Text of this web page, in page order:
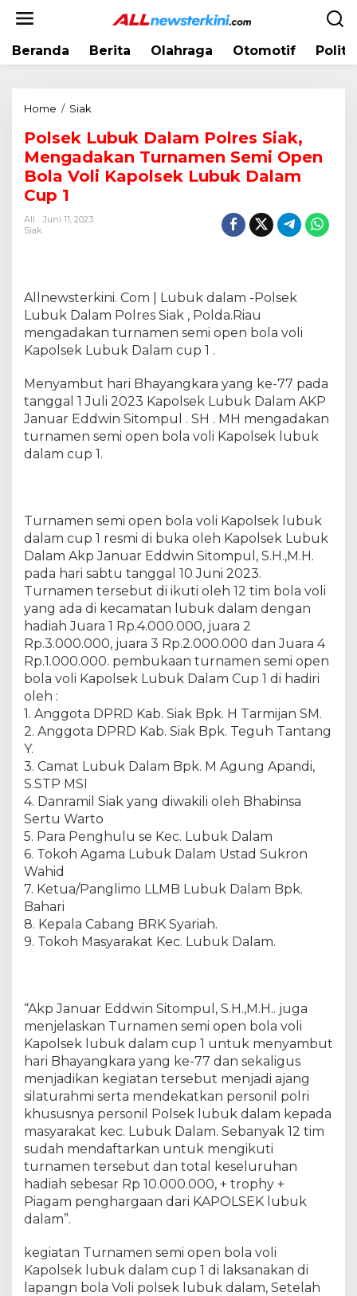
Beranda Berita Olahraga Otomotif
Home / Siak
l
s
e
u
a
l
a
m
o
r
e
s
S
,
e
n
g
a
a
k
a
n
r
a
e
n
S
e
m
O
e
n
V
o
l
i
K
a
p
o
l
s
k
L
u
k
D
Polsek Lubuk Dalam Polres Siak,
Mengadakan Turnamen Semi Open
Bola Voli Kapolsek Lubuk Dalam
Cup 1
All
Juni 11, 2023
Siak
Allnewsterkini. Com | Lubuk dalam -Polsek
Lubuk Dalam Polres Siak , Polda.Riau
mengadakan turnamen semi open bola voli
Kapolsek Lubuk Dalam cup 1 .
Menyambut hari Bhayangkara yang ke-77 pada
tanggal 1 Juli 2023 Kapolsek Lubuk Dalam AKP
Januar Eddwin Sitompul . SH . MH mengadakan
turnamen semi open bola voli Kapolsek lubuk
dalam cup 1.
Turnamen semi open bola voli Kapolsek lubuk
dalam cup 1 resmi di buka oleh Kapolsek Lubuk
Dalam Akp Januar Eddwin Sitompul, S.H.,M.H.
pada hari sabtu tanggal 10 Juni 2023.
Turnamen tersebut di ikuti oleh 12 tim bola voli
yang ada di kecamatan lubuk dalam dengan
hadiah Juara 1 Rp.4.000.000, juara 2
Rp.3.000.000, juara 3 Rp.2.000.000 dan Juara 4
Rp.1.000.000. pembukaan turnamen semi open
bola voli Kapolsek Lubuk Dalam Cup 1 di hadiri
oleh :
1. Anggota DPRD Kab. Siak Bpk. H Tarmijan SM.
2. Anggota DPRD Kab. Siak Bpk. Teguh Tantang
Y.
3. Camat Lubuk Dalam Bpk. M Agung Apandi,
S.STP MSI
4. Danramil Siak yang diwakili oleh Bhabinsa
Sertu Warto
5. Para Penghulu se Kec. Lubuk Dalam
6. Tokoh Agama Lubuk Dalam Ustad Sukron
Wahid
7. Ketua/Panglimo LLMB Lubuk Dalam Bpk.
Bahari
8. Kepala Cabang BRK Syariah.
9. Tokoh Masyarakat Kec. Lubuk Dalam.
“Akp Januar Eddwin Sitompul, S.H.,M.H.. juga
menjelaskan Turnamen semi open bola voli
Kapolsek lubuk dalam cup 1 untuk menyambut
hari Bhayangkara yang ke-77 dan sekaligus
menjadikan kegiatan tersebut menjadi ajang
silaturahmi serta mendekatkan personil polri
khususnya personil Polsek lubuk dalam kepada
masyarakat kec. Lubuk Dalam. Sebanyak 12 tim
sudah mendaftarkan untuk mengikuti
turnamen tersebut dan total keseluruhan
hadiah sebesar Rp 10.000.000, + trophy +
Piagam penghargaan dari KAPOLSEK lubuk
dalam”.
kegiatan Turnamen semi open bola voli
Kapolsek lubuk dalam cup 1 di laksanakan di
lapangn bola Voli polsek lubuk dalam, Setelah